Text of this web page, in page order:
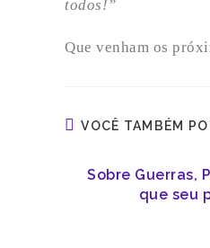
todos!”
Que venham os
VOCÊ TAMBÉM
Sobre Guerras,
que seu